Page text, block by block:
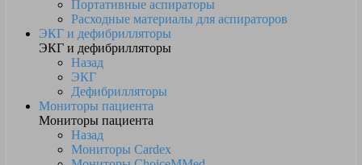
Портативные аспираторы
Расходные материалы для аспираторов
ЭКГ и дефибрилляторы
ЭКГ и дефибрилляторы
Назад
ЭКГ
Дефибрилляторы
Мониторы пациента
Мониторы пациента
Назад
Мониторы Cardex